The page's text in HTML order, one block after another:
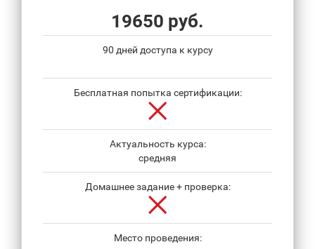
19650 руб.
90 дней доступа к курсу
Бесплатная попытка сертификации:
Актуальность курса:
средняя
Домашнее задание + проверка:
Место проведения: